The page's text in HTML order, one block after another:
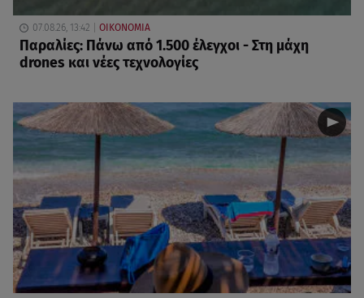
07.08.26, 13:42 ΟΙΚΟΝΟΜΙΑ
Παραλίες: Πάνω από 1.500 έλεγχοι - Στη μάχη
drones και νέες τεχνολογίες